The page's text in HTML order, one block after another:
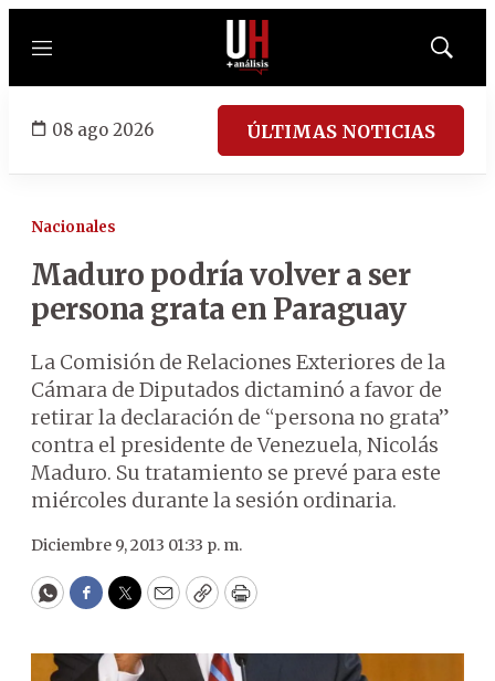
Menú
Mostrar
08 ago 2026 ÚLTIMAS NOTICIAS
Nacionales
Maduro podría volver a ser
persona grata en Paraguay
La Comisión de Relaciones Exteriores de la
Cámara de Diputados dictaminó a favor de
retirar la declaración de “persona no grata”
contra el presidente de Venezuela, Nicolás
Maduro. Su tratamiento se prevé para este
miércoles durante la sesión ordinaria.
Diciembre 9, 2013 01:33 p. m.
WhatsApp
Facebook
Twitter
EmailCopyPrint